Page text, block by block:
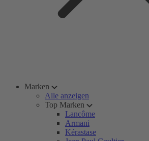
Marken
Alle anzeigen
Top Marken
Lancôme
Armani
Kérastase